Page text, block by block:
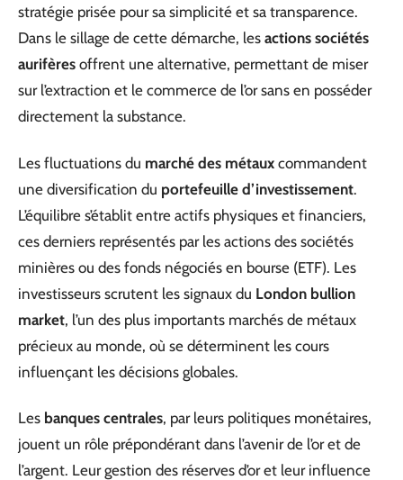
stratégie prisée pour sa simplicité et sa transparence.
Dans le sillage de cette démarche, les actions sociétés
aurifères offrent une alternative, permettant de miser
sur l’extraction et le commerce de l’or sans en posséder
directement la substance.
Les fluctuations du marché des métaux commandent
une diversification du portefeuille d’investissement.
L’équilibre s’établit entre actifs physiques et financiers,
ces derniers représentés par les actions des sociétés
minières ou des fonds négociés en bourse (ETF). Les
investisseurs scrutent les signaux du London bullion
market, l’un des plus importants marchés de métaux
précieux au monde, où se déterminent les cours
influençant les décisions globales.
Les banques centrales, par leurs politiques monétaires,
jouent un rôle prépondérant dans l’avenir de l’or et de
l’argent. Leur gestion des réserves d’or et leur influence